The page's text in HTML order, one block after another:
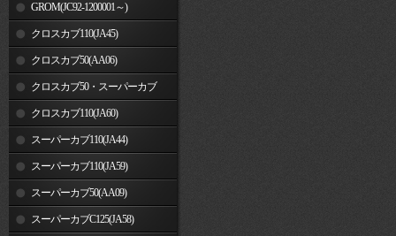
GROM(JC92-1200001～)
クロスカブ110(JA45)
クロスカブ50(AA06)
クロスカブ50・スーパーカブ
50(AA09)/110(JA44)
クロスカブ110(JA60)
スーパーカブ110(JA44)
スーパーカブ110(JA59)
スーパーカブ50(AA09)
スーパーカブC125(JA58)